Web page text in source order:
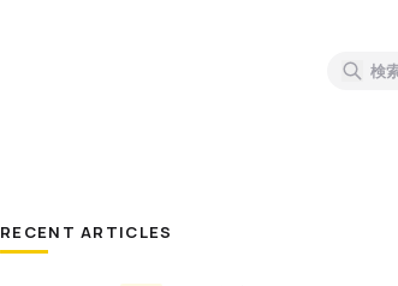
RECENT ARTICLES